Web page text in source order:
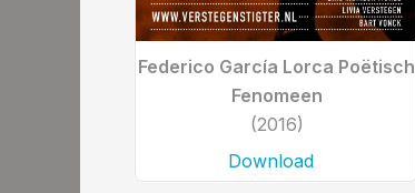
Federico García Lorca Poëtisch
Fenomeen
(2016)
Download